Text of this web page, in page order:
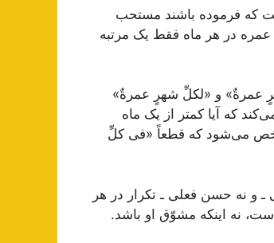
که فرموده باشند مستحب
در هر ماه فقط یک مرتبه
عمرةٌ» و «لکلِّ شهرٍ عمرةٌ»
که آیا کمتر از یک ماه
می‌شود که قطعاً «فی کلِّ
و نه حسن فعلی ـ تکرار در هر
نه اینکه مشوّق او باشد.